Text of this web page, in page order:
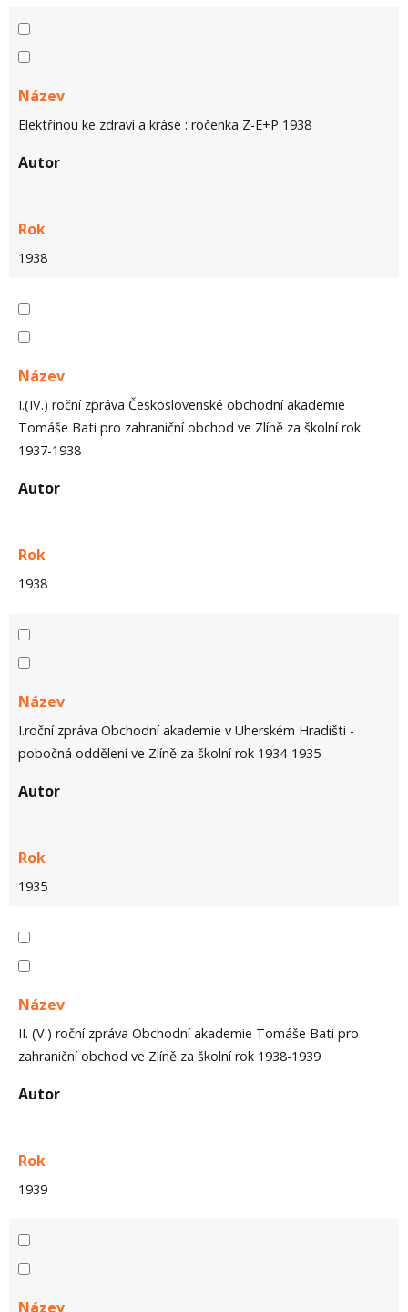
Název
Elektřinou ke zdraví a kráse : ročenka Z-E+P 1938
Autor
Rok
1938
Název
I.(IV.) roční zpráva Československé obchodní akademie
Tomáše Bati pro zahraniční obchod ve Zlíně za školní rok
1937-1938
Autor
Rok
1938
Název
I.roční zpráva Obchodní akademie v Uherském Hradišti -
pobočná oddělení ve Zlíně za školní rok 1934-1935
Autor
Rok
1935
Název
II. (V.) roční zpráva Obchodní akademie Tomáše Bati pro
zahraniční obchod ve Zlíně za školní rok 1938-1939
Autor
Rok
1939
Název